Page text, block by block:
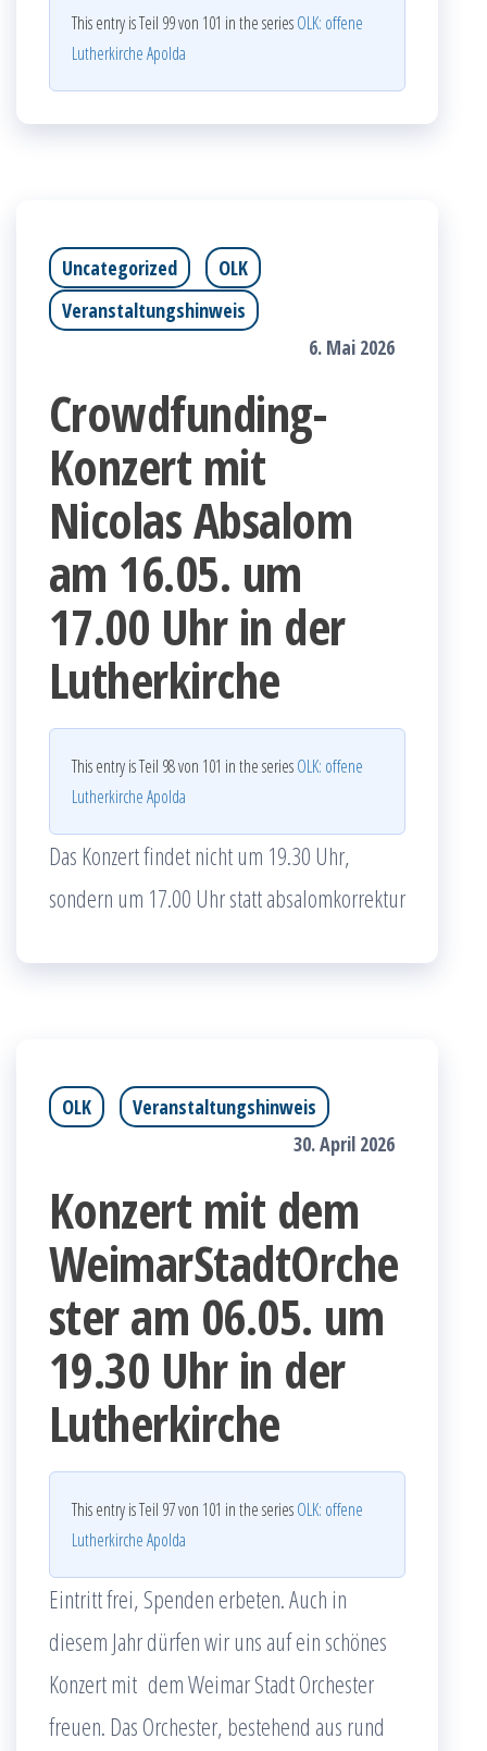
This entry is Teil 99 von 101 in the seriesOLK: offene
Lutherkirche Apolda
Uncategorized
OLK
Veranstaltungshinweis
6. Mai 2026
Crowdfunding-
Konzert mit
Nicolas Absalom
am 16.05. um
17.00 Uhr in der
Lutherkirche
This entry is Teil 98 von 101 in the seriesOLK: offene
Lutherkirche Apolda
Das Konzert findet nicht um 19.30 Uhr,
sondern um 17.00 Uhr statt absalomkorrektur
OLK
Veranstaltungshinweis
30. April 2026
Konzert mit dem
WeimarStadtOrche
ster am 06.05. um
19.30 Uhr in der
Lutherkirche
This entry is Teil 97 von 101 in the seriesOLK: offene
Lutherkirche Apolda
Eintritt frei, Spenden erbeten. Auch in
diesem Jahr dürfen wir uns auf ein schönes
Konzert mit dem Weimar Stadt Orchester
freuen. Das Orchester, bestehend aus rund